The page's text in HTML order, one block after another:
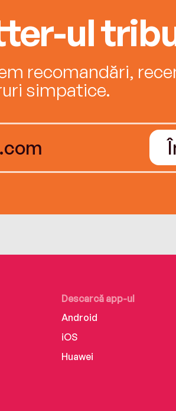
ul
recomandări,
simpatice.
Descarcă app-ul
Android
iOS
Huawei